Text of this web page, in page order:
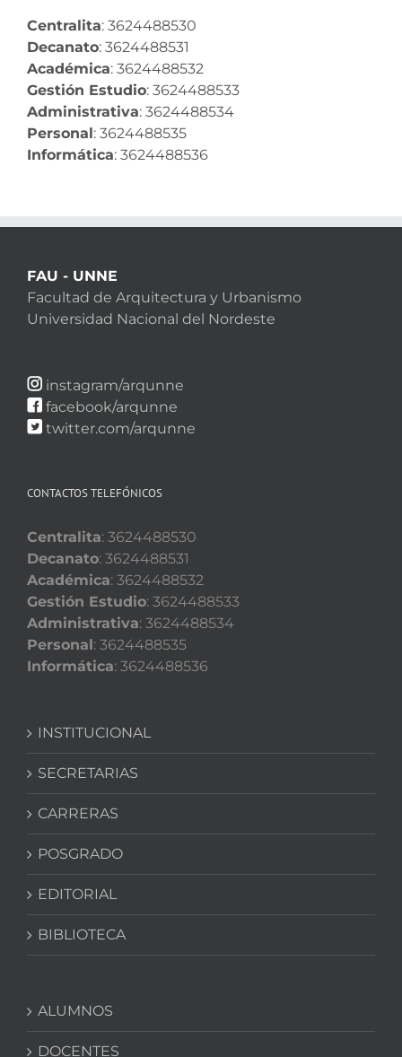
Centralita: 3624488530
Decanato: 3624488531
Académica: 3624488532
Gestión Estudio: 3624488533
Administrativa: 3624488534
Personal : 3624488535
Informática: 3624488536
FAU - UNNE
Facultad de Arquitectura y Urbanismo
Universidad Nacional del Nordeste
instagram/arqunne
facebook/arqunne
twitter.com/arqunne
CONTACTOS TELEFÓNICOS
Centralita: 3624488530
Decanato: 3624488531
Académica: 3624488532
Gestión Estudio: 3624488533
Administrativa: 3624488534
Personal : 3624488535
Informática: 3624488536
INSTITUCIONAL
SECRETARIAS
CARRERAS
POSGRADO
EDITORIAL
BIBLIOTECA
ALUMNOS
DOCENTES